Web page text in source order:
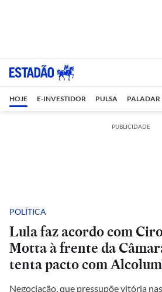
HOJE E-INVESTIDOR PULSA PALADAR
PUBLICIDADE
POLÍTICA
Lula faz acordo com
Motta à frente da
tenta pacto com
Negociação, que pressupõe vitória